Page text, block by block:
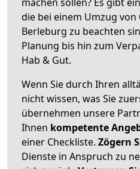
die bei einem Umzug
Berleburg zu beachten
Planung bis hin zum
Hab & Gut.
Wenn Sie durch Ihren
nicht wissen, was Sie
übernehmen unsere
Ihnen kompetente
einer Checkliste. Zögern
Dienste in Anspruch zu